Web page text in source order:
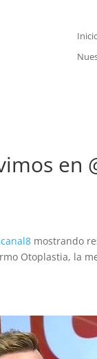
en
mostrando
Otoplastia, la